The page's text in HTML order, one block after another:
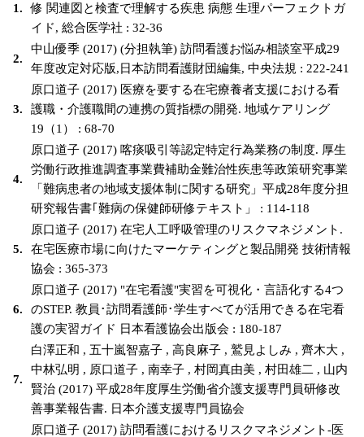
1.
修 関連図と検査で理解する疾患 病態 生理パーフェクトガ
イド, 総合医学社 : 32-36
2.
中山優季 (2017) (分担執筆) 訪問看護お悩み相談室平成29
年度改定対応版,日本訪問看護財団編集, 中央法規 : 222-241
3.
原口道子 (2017) 医療を要する在宅療養者支援における看
護職・介護職間の連携の質指標の開発. 地域ケアリング
19（1） : 68-70
4.
原口道子 (2017) 喀痰吸引等認定特定行為業務の制度. 厚生
労働行政推進調査事業費補助金難治性疾患等政策研究事業
「難病患者の地域支援体制に関する研究」平成28年度分担
研究報告書｢難病の保健師研修テキスト」 : 114-118
5.
原口道子 (2017) 在宅人工呼吸管理のリスクマネジメント.
在宅医療市場に向けたマーケティングと製品開発 技術情報
協会 : 365-373
6.
原口道子 (2017) "在宅看護"実習を可視化・言語化する4つ
のSTEP. 教員･訪問看護師･学生すべてが活用できる在宅看
護の実習ガイド 日本看護協会出版会 : 180-187
7.
白澤正和 , 五十嵐智嘉子 , 高良麻子 , 鷲見よしみ , 齊木大 ,
中林弘明 , 原口道子 , 南幸子 , 村岡真由美 , 村田雄二 , 山内
賢治 (2017) 平成28年度厚生労働省介護支援専門員研修改
善事業報告書. 日本介護支援専門員協会
原口道子 (2017) 訪問看護におけるリスクマネジメント-医